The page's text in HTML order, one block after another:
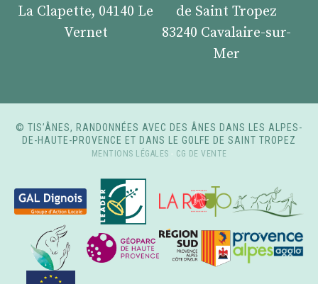
La Clapette, 04140 Le
Vernet
de Saint Tropez
83240 Cavalaire-sur-
Mer
© TIS’ÂNES, RANDONNÉES AVEC DES ÂNES DANS LES ALPES-
DE-HAUTE-PROVENCE ET DANS LE GOLFE DE SAINT TROPEZ
MENTIONS LÉGALES - CG DE VENTE